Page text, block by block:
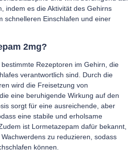
indem es die Aktivität des Gehirns
schnelleren Einschlafen und einer
2mg?
Rezeptoren im Gehirn, die
verantwortlich sind. Durch die
wird die Freisetzung von
eine beruhigende Wirkung auf den
sorgt für eine ausreichende, aber
eine stabile und erholsame
ist Lormetazepam dafür bekannt,
zu reduzieren, sodass
können.